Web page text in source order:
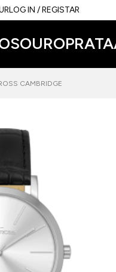
LOG IN / REGISTAR
OUROPRATA
CAMBRIDGE